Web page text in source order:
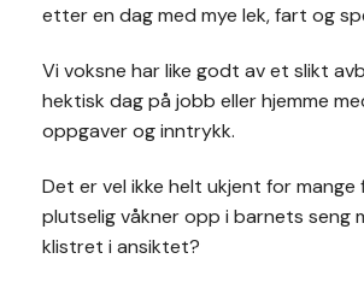
etter en dag med mye lek, fart og
Vi voksne har like godt av et slikt
hektisk dag på jobb eller hjemme
oppgaver og inntrykk.
Det er vel ikke helt ukjent for
plutselig våkner opp i barnets seng
klistret i ansiktet?